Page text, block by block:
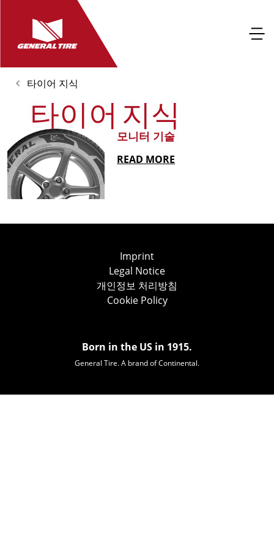
타이어 지식
타이어 지식
모니터 기술
READ MORE
Imprint
Legal Notice
개인정보 처리방침
Cookie Policy
Born in the US in 1915.
General Tire. A brand of Continental.